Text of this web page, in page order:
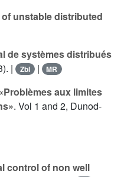
unstable distributed
de systèmes distribués
| Zbl | MR
aux limites
. Vol 1 and 2, Dunod-
control of non well